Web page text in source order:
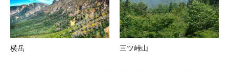
横岳 三ツ峠山